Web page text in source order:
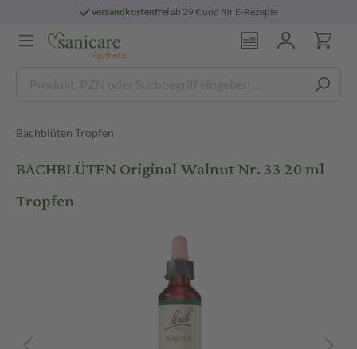
versandkostenfreiab 29 € und für E-Rezepte
Bachblüten Tropfen
BACHBLÜTEN Original Walnut Nr. 33 20 ml
Tropfen